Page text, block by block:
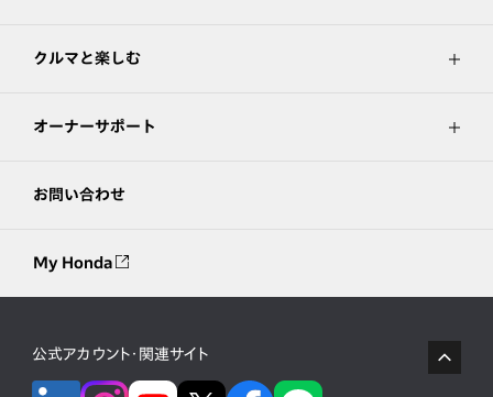
クルマと楽しむ
オーナーサポート
お問い合わせ
My Honda
公式アカウント・関連サイト